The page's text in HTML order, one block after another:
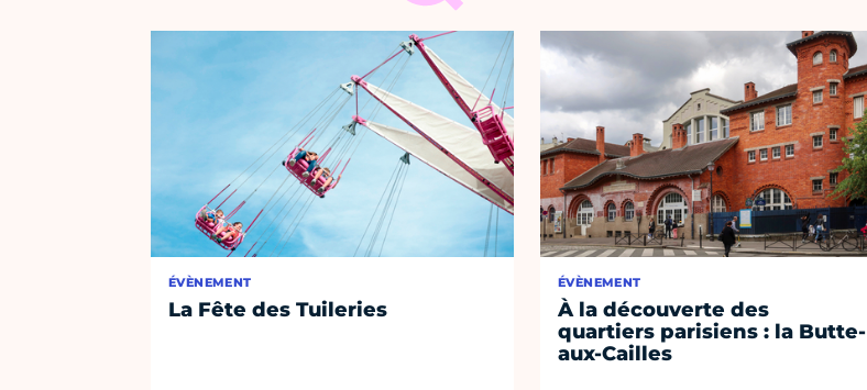
ÉVÈNEMENT
La Fête des Tuileries
ÉVÈNEMENT
À la découverte des
quartiers parisiens : la Butte-
aux-Cailles